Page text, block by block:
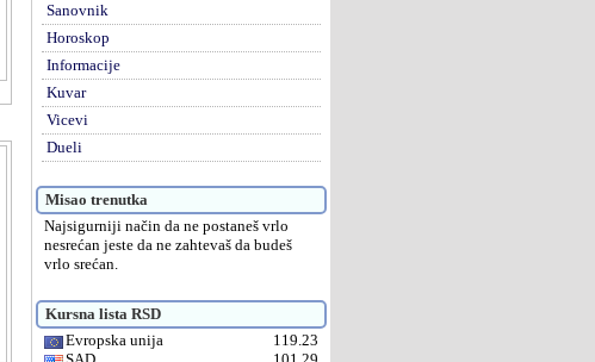
Sanovnik
Horoskop
Informacije
Kuvar
Vicevi
Dueli
Misao trenutka
Najsigurniji način da ne postaneš vrlo
nesrećan jeste da ne zahtevaš da budeš
vrlo srećan.
Kursna lista RSD
Evropska unija
119.23